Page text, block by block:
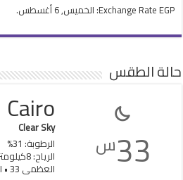
Exchange Rate EGP : الخميس, 6 أغسطس.
حالة الطقس
33س
Cairo
Clear Sky
الرطوبة: 31%
الرياح: 8كيلومتر/ساعة ش
العظمى 33 • الصغرى 33